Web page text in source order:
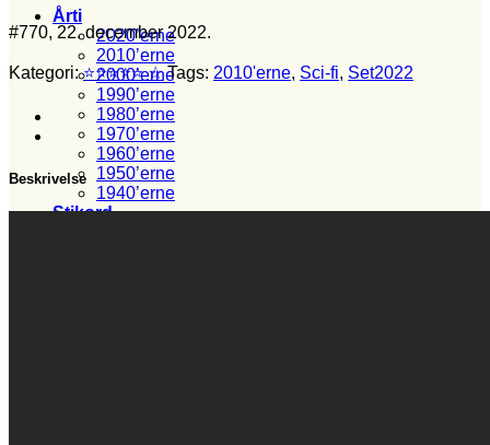
Årti
2020’erne
2010’erne
2000’erne
1990’erne
1980’erne
1970’erne
1960’erne
1950’erne
1940’erne
Stikord
#770, 22. december 2022.
Kategori:⭐⭐⭐⭐⭐ ☆ Tags: 2010'erne, Sci-fi, Set2022
Beskrivelse